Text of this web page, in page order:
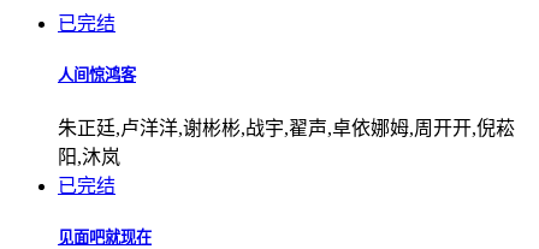
已完结
人间惊鸿客
朱正廷,卢洋洋,谢彬彬,战宇,翟声,卓依娜姆,周开开,倪菘
阳,沐岚
已完结
见面吧就现在